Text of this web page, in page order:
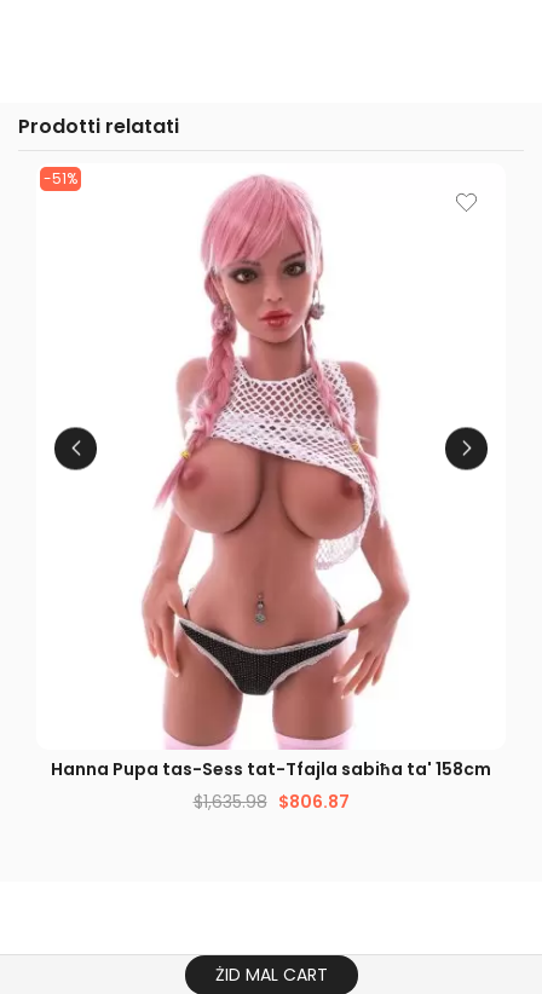
Prodotti relatati
-51%
DEHRA MGĦAĠĠLA
Hanna Pupa tas-Sess tat-Tfajla sabiħa ta' 158cm
$1,635.98 $806.87
ŻID MAL CART